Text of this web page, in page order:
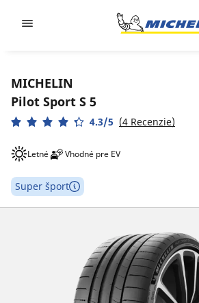
MICHELIN
Pilot Sport S 5
4.3/5 (4 Recenzie)
Letné Vhodné pre EV
Super šport